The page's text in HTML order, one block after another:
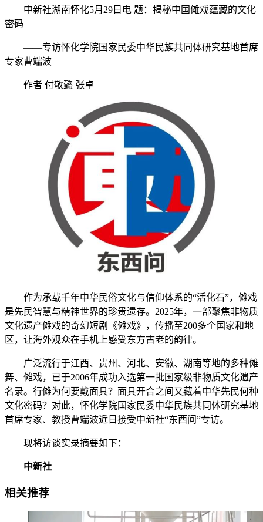
中新社湖南怀化5月29日电 题：揭秘中国傩戏蕴藏的文化
密码
——专访怀化学院国家民委中华民族共同体研究基地首席
专家曹端波
作者 付敬懿 张卓
作为承载千年中华民俗文化与信仰体系的“活化石”，傩戏
是先民智慧与精神世界的珍贵遗存。2025年，一部聚焦非物质
文化遗产傩戏的奇幻短剧《傩戏》，传播至200多个国家和地
区，让海外观众在手机上感受东方古老的韵律。
广泛流行于江西、贵州、河北、安徽、湖南等地的多种傩
舞、傩戏，已于2006年成功入选第一批国家级非物质文化遗产
名录。行傩为何要戴面具？面具开合之间又藏着中华先民何种
文化密码？对此，怀化学院国家民委中华民族共同体研究基地
首席专家、教授曹端波近日接受中新社“东西问”专访。
现将访谈实录摘要如下：
中新社
相关推荐